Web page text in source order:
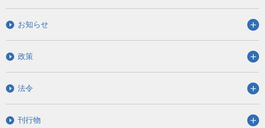
お知らせ
政策
法令
刊行物